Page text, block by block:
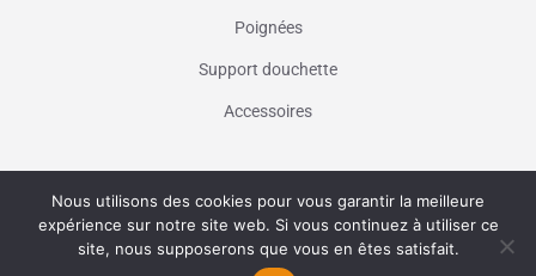
Poignées
Support douchette
Accessoires
Vaniseo - votre agence web à Marseille -
En savoir plus
Nous utilisons des cookies pour vous garantir la meilleure
expérience sur notre site web. Si vous continuez à utiliser ce
site, nous supposerons que vous en êtes satisfait.